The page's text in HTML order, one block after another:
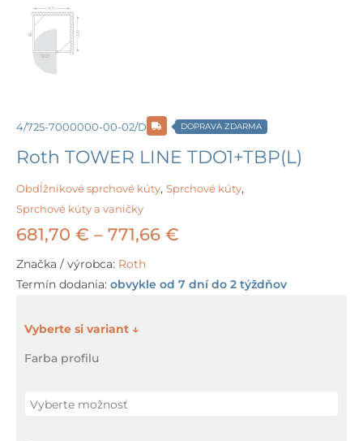
4/725-7000000-00-02/D DOPRAVA ZDARMA
Roth TOWER LINE TDO1+TBP(L)
Obdĺžnikové sprchové kúty, Sprchové kúty,
Sprchové kúty a vaničky
681,70 € – 771,66 €
681,70 €
Značka / výrobca: Roth
Termín dodania: obvykle od 7 dní do 2 týždňov
Farba profilu
množstvo
TOWER
TDO1+TBP(L)